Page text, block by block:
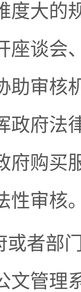
度大的
座谈
助审核
政府法
府购买
性审核
或者部
文管理